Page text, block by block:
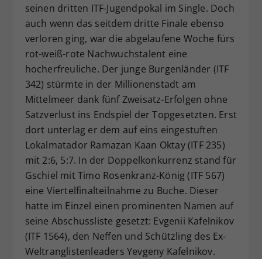
seinen dritten ITF-Jugendpokal im Single. Doch
auch wenn das seitdem dritte Finale ebenso
verloren ging, war die abgelaufene Woche fürs
rot-weiß-rote Nachwuchstalent eine
hocherfreuliche. Der junge Burgenländer (ITF
342) stürmte in der Millionenstadt am
Mittelmeer dank fünf Zweisatz-Erfolgen ohne
Satzverlust ins Endspiel der Topgesetzten. Erst
dort unterlag er dem auf eins eingestuften
Lokalmatador Ramazan Kaan Oktay (ITF 235)
mit 2:6, 5:7. In der Doppelkonkurrenz stand für
Gschiel mit Timo Rosenkranz-König (ITF 567)
eine Viertelfinalteilnahme zu Buche. Dieser
hatte im Einzel einen prominenten Namen auf
seine Abschussliste gesetzt: Evgenii Kafelnikov
(ITF 1564), den Neffen und Schützling des Ex-
Weltranglistenleaders Yevgeny Kafelnikov.